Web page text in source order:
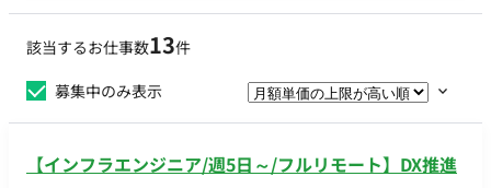
該当するお仕事数13件
募集中のみ表示
【インフラエンジニア/週5日～/フルリモート】DX推進